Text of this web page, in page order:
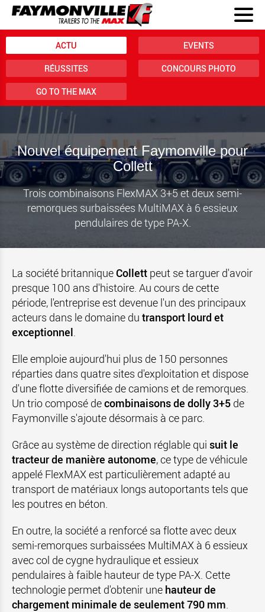
ACTU EVENTS
RÉUSSITES CONCOURS PHOTO
GO TO THE MAX
Nouvel équipement Faymonville pour
Collett
Trois combinaisons FlexMAX 3+5 et deux semi-
remorques surbaissées MultiMAX à 6 essieux
pendulaires de type PA-X.
La société britannique Collett peut se targuer d'avoir
presque 100 ans d'histoire. Au cours de cette
période, l'entreprise est devenue l'un des principaux
acteurs dans le domaine du transport lourd et
exceptionnel.
Elle emploie aujourd'hui plus de 150 personnes
réparties dans quatre sites d'exploitation et dispose
d'une flotte diversifiée de camions et de remorques.
Un trio composé decombinaisons de dolly 3+5 de
Faymonville s'ajoute désormais à ce parc.
Grâce au système de direction réglable qui suit le
tracteur de manière autonome, ce type de véhicule
appelé FlexMAX est particulièrement adapté au
transport de matériaux longs autoportants tels que
les poutres en béton.
En outre, la société a renforcé sa flotte avec deux
semi-remorques surbaissées MultiMAX à 6 essieux
avec col de cygne hydraulique et essieux
pendulaires à faible hauteur de type PA-X. Cette
technologie permet d'obtenir une hauteur de
chargement minimale de seulement 790 mm.